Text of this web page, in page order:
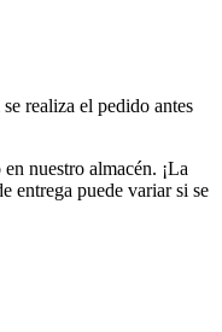
se realiza el pedido antes
nuestro almacén. ¡La
entrega puede variar si se